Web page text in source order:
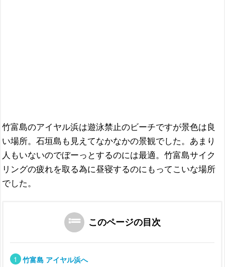
竹富島のアイヤル浜は遊泳禁止のビーチですが景色は良
い場所。石垣島も見えてなかなかの景観でした。あまり
人もいないのでぼーっとするのには最適。竹富島サイク
リングの疲れを取る為に昼寝するのにもってこいな場所
でした。
このページの目次
1 竹富島 アイヤル浜へ